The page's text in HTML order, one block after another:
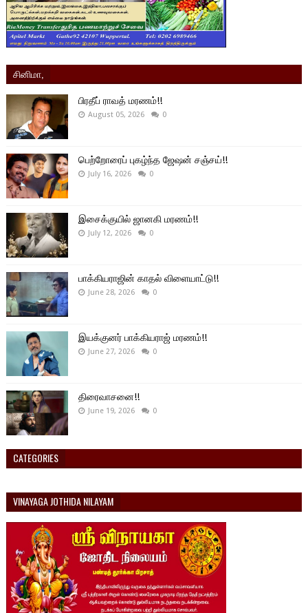
சினிமா,
பிரதீப் ராவத் மரணம்!!
August 05, 2026 0
பெற்றோரைப் புகழ்ந்த ஜேஷன் சஞ்சய்!!
July 16, 2026 0
இசைக்குயில் ஜானகி மரணம்!!
July 12, 2026 0
பாக்கியராஜின் காதல் விளையாட்டு!!
June 28, 2026 0
இயக்குனர் பாக்கியராஜ் மரணம்!!
June 27, 2026 0
திரைவாசனை!!
June 19, 2026 0
CATEGORIES
VINAYAGA JOTHIDA NILAYAM